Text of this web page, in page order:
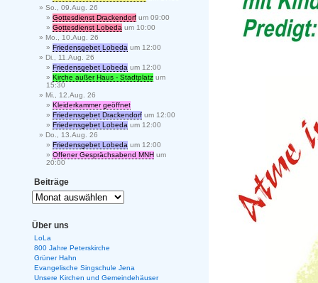
So., 09.Aug. 26
Gottesdienst Drackendorf um 09:00
Gottesdienst Lobeda um 10:00
Mo., 10.Aug. 26
Friedensgebet Lobeda um 12:00
Di., 11.Aug. 26
Friedensgebet Lobeda um 12:00
Kirche außer Haus - Stadtplatz um
15:30
Mi., 12.Aug. 26
Kleiderkammer geöffnet
Friedensgebet Drackendorf um 12:00
Friedensgebet Lobeda um 12:00
Do., 13.Aug. 26
Friedensgebet Lobeda um 12:00
Offener Gesprächsabend MNH um
20:00
Beiträge
Über uns
LoLa
800 Jahre Peterskirche
Grüner Hahn
Evangelische Singschule Jena
Unsere Kirchen und Gemeindehäuser